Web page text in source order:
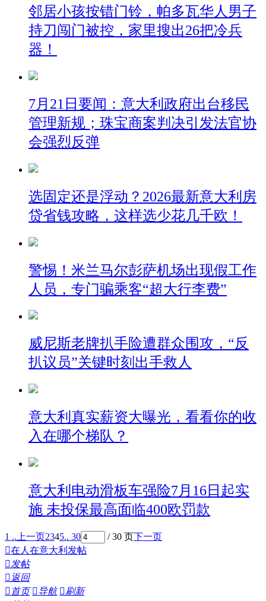
邻居小孩按错门铃，帕多瓦华人男子
持刀闯门被控，家里搜出26把冷兵
器！
7月21日要闻：意大利政府出台移民
管理新规；珠宝商案判决引发法官协
会强烈反弹
选固定还是浮动？2026最新意大利房
贷省钱攻略，这样选少花几千欧！
警惕！米兰马尔彭萨机场出现假工作
人员，专门骗乘客“超大行李费”
威尼斯老牌扒手险遭群众围攻，“反
扒议员”关键时刻出手救人
意大利真实薪资大曝光，看看你的收
入在哪个梯队？
意大利电动滑板车强险7月16日起实
施 未投保最高面临400欧罚款
1 .. 上一页2345.. 30 / 30 页下一页
在人在意大利发帖
发帖
 返回
 首页 导航 刷新